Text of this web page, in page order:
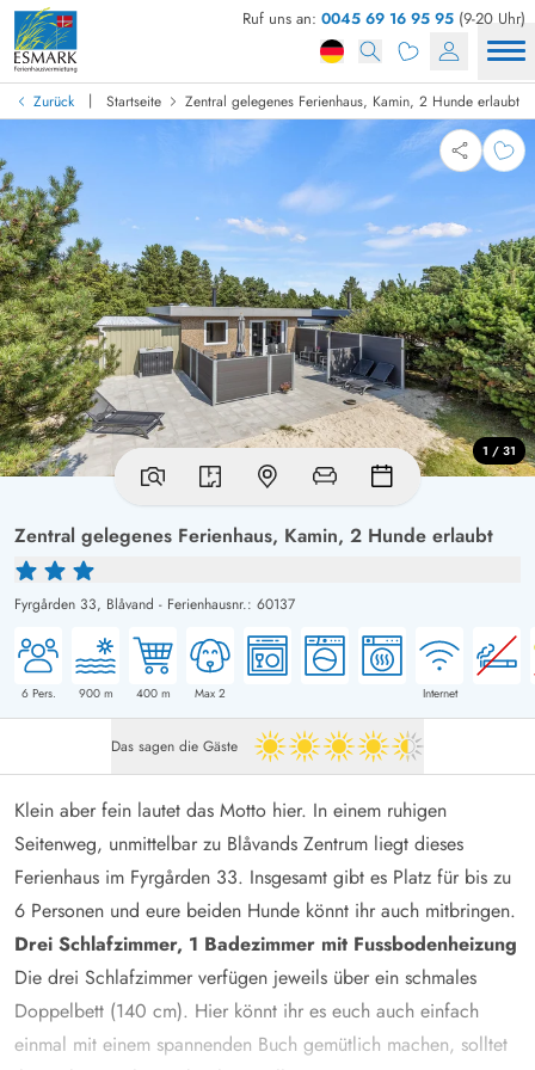
Ruf uns an: 0045 69 16 95 95 (9-20 Uhr)
Zurück | Startseite Zentral gelegenes Ferienhaus, Kamin, 2 Hunde erlaubt
Zentral gelegenes Ferienhaus, Kamin, 2 Hunde erlaubt
Fyrgården 33, Blåvand - Ferienhausnr.: 60137
6Pers. 900m 400m Max 2 Internet
1 / 31
Das sagen die Gäste 4.5 von 5
Klein aber fein lautet das Motto hier. In einem ruhigen
Seitenweg, unmittelbar zu Blåvands Zentrum liegt dieses
Ferienhaus im Fyrgården 33. Insgesamt gibt es Platz für bis zu
6 Personen und eure beiden Hunde könnt ihr auch mitbringen.
Drei Schlafzimmer, 1 Badezimmer mit Fussbodenheizung
Die drei Schlafzimmer verfügen jeweils über ein schmales
Doppelbett (140 cm). Hier könnt ihr es euch auch einfach
einmal mit einem spannenden Buch gemütlich machen, solltet